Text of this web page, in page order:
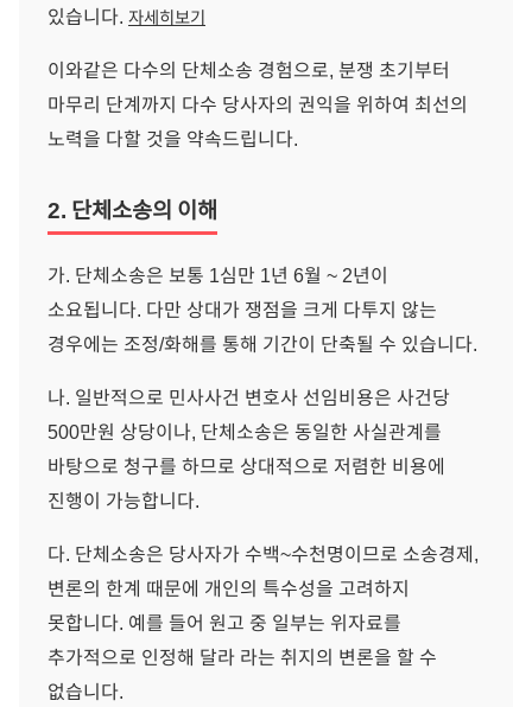
있습니다. 자세히보기
이와같은 다수의 단체소송 경험으로, 분쟁 초기부터
마무리 단계까지 다수 당사자의 권익을 위하여 최선의
노력을 다할 것을 약속드립니다.
2. 단체소송의 이해
가. 단체소송은 보통 1심만 1년 6월 ~ 2년이
소요됩니다. 다만 상대가 쟁점을 크게 다투지 않는
경우에는 조정/화해를 통해 기간이 단축될 수 있습니다.
나. 일반적으로 민사사건 변호사 선임비용은 사건당
500만원 상당이나, 단체소송은 동일한 사실관계를
바탕으로 청구를 하므로 상대적으로 저렴한 비용에
진행이 가능합니다.
다. 단체소송은 당사자가 수백~수천명이므로 소송경제,
변론의 한계 때문에 개인의 특수성을 고려하지
못합니다. 예를 들어 원고 중 일부는 위자료를
추가적으로 인정해 달라 라는 취지의 변론을 할 수
없습니다.